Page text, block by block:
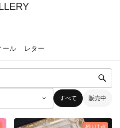
ール レター
すべて 販売中